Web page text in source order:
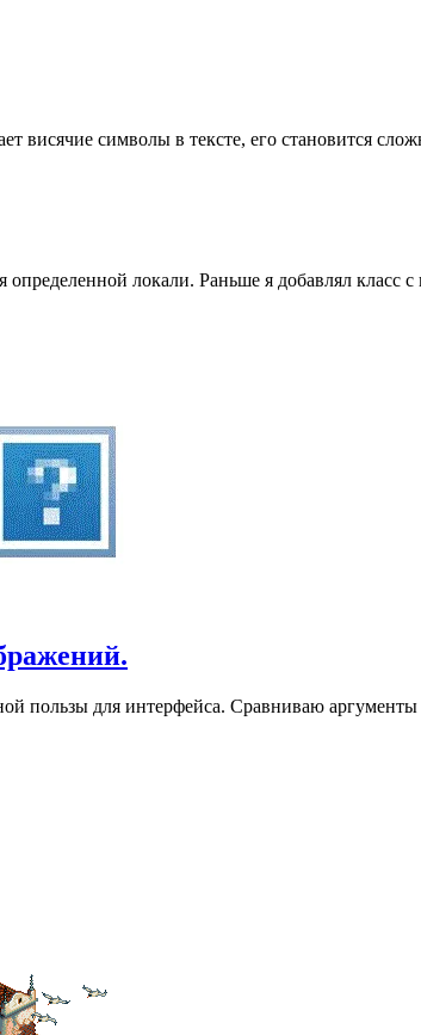
символы в тексте, его становится
локали. Раньше я добавлял класс
пользы для интерфейса. Сравниваю